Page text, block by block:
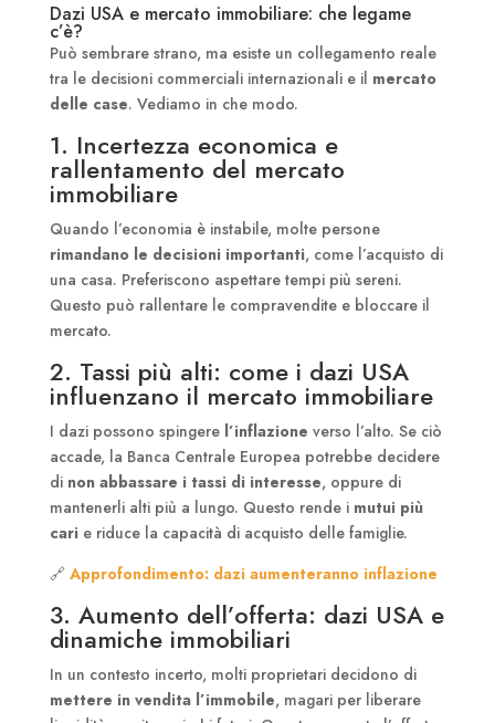
Dazi USA e mercato immobiliare: che legame
c’è?
Può sembrare strano, ma esiste un collegamento reale
tra le decisioni commerciali internazionali e il mercato
delle case. Vediamo in che modo.
1. Incertezza economica e
rallentamento del mercato
immobiliare
Quando l’economia è instabile, molte persone
rimandano le decisioni importanti, come l’acquisto di
una casa. Preferiscono aspettare tempi più sereni.
Questo può rallentare le compravendite e bloccare il
mercato.
2. Tassi più alti: come i dazi USA
influenzano il mercato immobiliare
I dazi possono spingere l’inflazione verso l’alto. Se ciò
accade, la Banca Centrale Europea potrebbe decidere
di non abbassare i tassi di interesse, oppure di
mantenerli alti più a lungo. Questo rende i mutui più
carie riduce la capacità di acquisto delle famiglie.
🔗 Approfondimento: dazi aumenteranno inflazione
3. Aumento dell’offerta: dazi USA e
dinamiche immobiliari
In un contesto incerto, molti proprietari decidono di
mettere in vendita l’immobile, magari per liberare